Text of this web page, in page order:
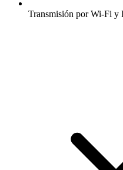
Transmisión por Wi-Fi y